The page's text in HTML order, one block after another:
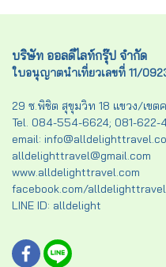
บริษัท ออลดีไลท์กรุ๊ป จำกัด
ใบอนุญาตนำเที่ยวเลขที่ 11/
29 ซ.พิชิต สุขุมวิท 18 แขวง/เขตค
Tel. 084-554-6624; 081-
email:
alldelighttravel@gmail.com
www.alldelighttravel.com
facebook.com/alldelighttravel
LINE ID: alldelight